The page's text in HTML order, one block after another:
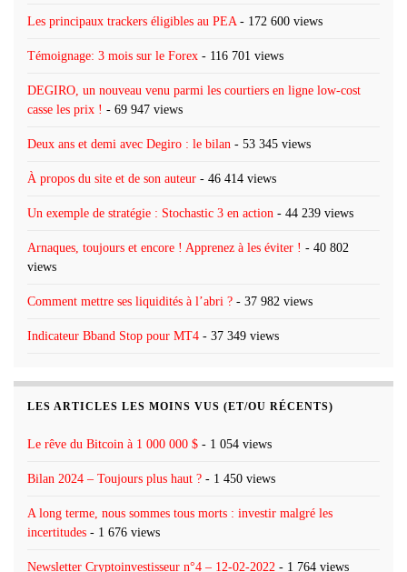
Les principaux trackers éligibles au PEA- 172 600 views
Témoignage: 3 mois sur le Forex - 116 701 views
DEGIRO, un nouveau venu parmi les courtiers en ligne low-cost
casse les prix ! - 69 947 views
Deux ans et demi avec Degiro : le bilan - 53 345 views
À propos du site et de son auteur - 46 414 views
Un exemple de stratégie : Stochastic 3 en action - 44 239 views
Arnaques, toujours et encore ! Apprenez à les éviter ! - 40 802
views
Comment mettre ses liquidités à l’abri ? - 37 982 views
Indicateur Bband Stop pour MT4 - 37 349 views
LES ARTICLES LES MOINS VUS (ET/OU RÉCENTS)
Le rêve du Bitcoin à 1 000 000 $ - 1 054 views
Bilan 2024 – Toujours plus haut ? - 1 450 views
A long terme, nous sommes tous morts : investir malgré les
incertitudes - 1 676 views
Newsletter Cryptoinvestisseur n°4 – 12-02-2022 - 1 764 views